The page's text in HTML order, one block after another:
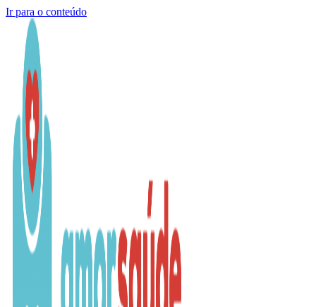
Ir para o conteúdo